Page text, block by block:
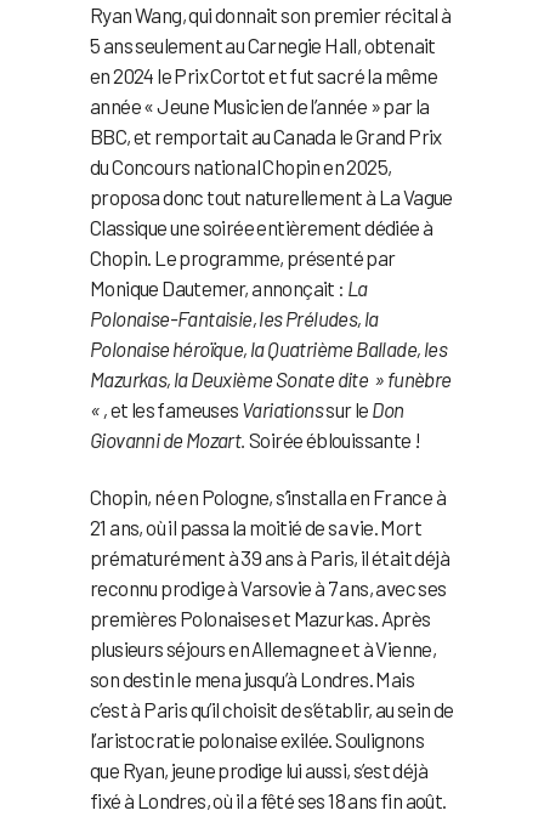
Ryan Wang, qui donnait son premier récital à
5 ans seulement au Carnegie Hall, obtenait
en 2024 le Prix Cortot et fut sacré la même
année « Jeune Musicien de l’année » par la
BBC, et remportait au Canada le Grand Prix
du Concours national Chopin en 2025,
proposa donc tout naturellement à La Vague
Classique une soirée entièrement dédiée à
Chopin. Le programme, présenté par
Monique Dautemer, annonçait : La
Polonaise-Fantaisie, les Préludes, la
Polonaise héroïque, la Quatrième Ballade, les
Mazurkas, la Deuxième Sonate dite » funèbre
« ,et les fameuses Variationssur le Don
Giovanni de Mozart.Soirée éblouissante !
Chopin, né en Pologne, s’installa en France à
21 ans, où il passa la moitié de sa vie. Mort
prématurément à 39 ans à Paris, il était déjà
reconnu prodige à Varsovie à 7 ans, avec ses
premières Polonaises et Mazurkas. Après
plusieurs séjours en Allemagne et à Vienne,
son destin le mena jusqu’à Londres. Mais
c’est à Paris qu’il choisit de s’établir, au sein de
l’aristocratie polonaise exilée. Soulignons
que Ryan, jeune prodige lui aussi, s’est déjà
fixé à Londres, où il a fêté ses 18 ans fin août.